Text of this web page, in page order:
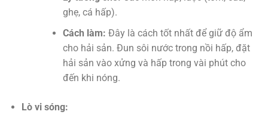
ghẹ, cá hấp).
Cách làm: Đây là cách tốt nhất để giữ độ ẩm
cho hải sản. Đun sôi nước trong nồi hấp, đặt
hải sản vào xửng và hấp trong vài phút cho
đến khi nóng.
Lò vi sóng: